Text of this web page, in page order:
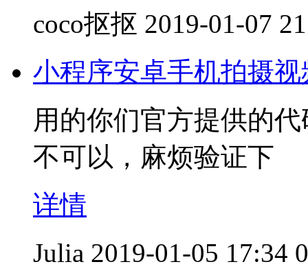
coco抠抠 2019-01-07
小程序安卓手机拍摄
用的你们官方提供的
不可以，麻烦验证下
详情
Julia 2019-01-05 17:34